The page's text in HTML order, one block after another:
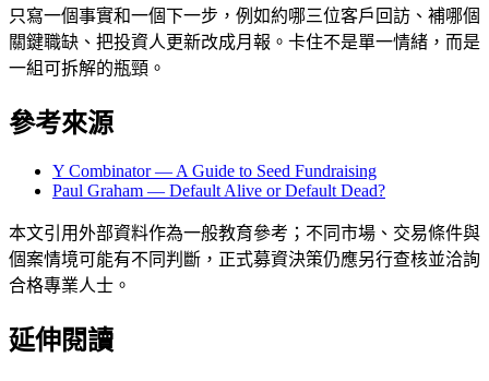
只寫一個事實和一個下一步，例如約哪三位客戶回訪、補哪個
關鍵職缺、把投資人更新改成月報。卡住不是單一情緒，而是
一組可拆解的瓶頸。
參考來源
Y Combinator — A Guide to Seed Fundraising
Paul Graham — Default Alive or Default Dead?
本文引用外部資料作為一般教育參考；不同市場、交易條件與
個案情境可能有不同判斷，正式募資決策仍應另行查核並洽詢
合格專業人士。
延伸閱讀